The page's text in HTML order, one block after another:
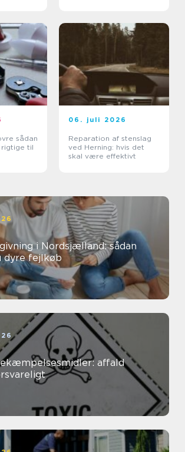
til
06. juli 2026
Reparation af stenslag
ved Herning: hvis det
skal være effektivt
i Nordsjælland: sådan
dyre fejlkøb
affald